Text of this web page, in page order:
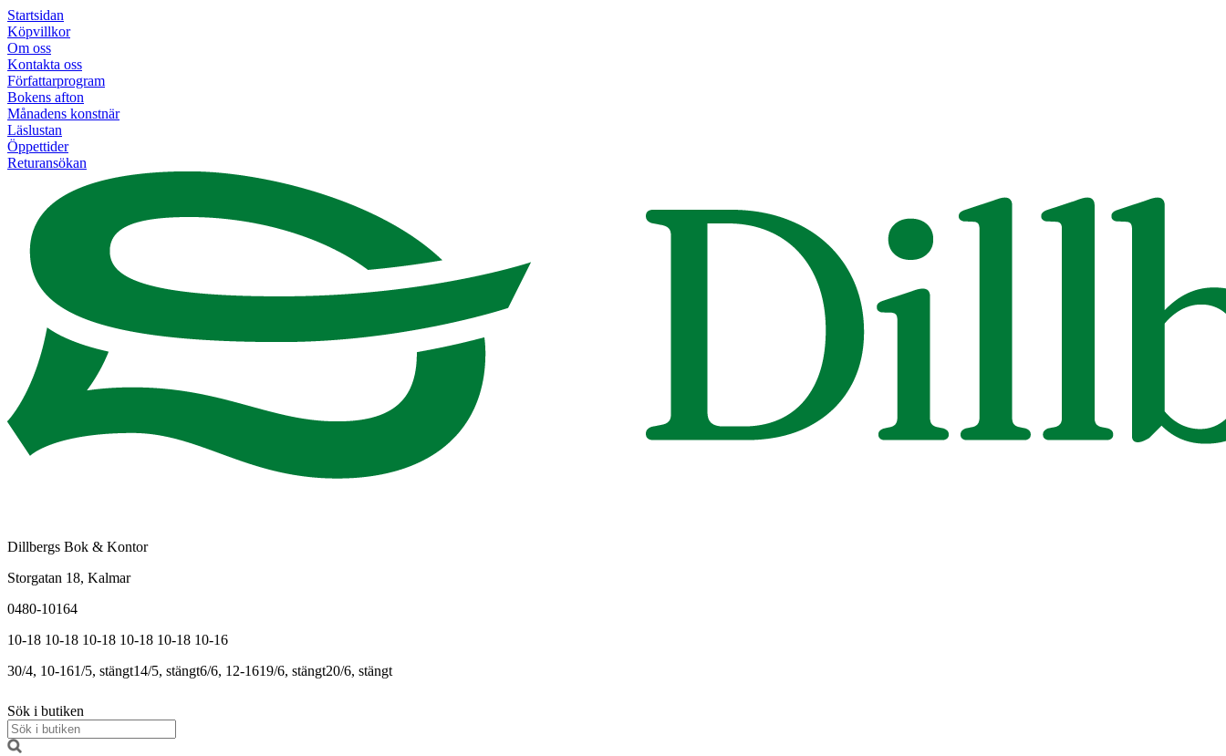
Startsidan
Köpvillkor
Om oss
Kontakta oss
Författarprogram
Bokens afton
Månadens konstnär
Läslustan
Öppettider
Returansökan
Dillbergs Bok & Kontor
Storgatan 18, Kalmar
0480-10164
10-18 10-18 10-18 10-18 10-18 10-16
30/4, 10-161/5, stängt14/5, stängt6/6, 12-1619/6, stängt20/6, stängt
Sök i butiken